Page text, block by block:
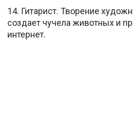
14. Гитарист. Творение
создает чучела животных и
интернет.